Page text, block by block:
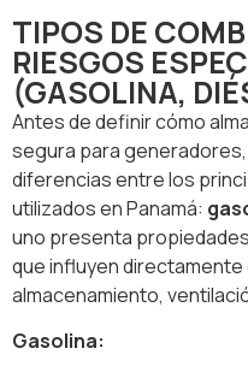
TIPOS DE
RIESGOS
(GASOLINA,
Antes de definir cómo
segura para
diferencias entre los
utilizados en Panamá:
uno presenta
que influyen
almacenamiento,
Gasolina: